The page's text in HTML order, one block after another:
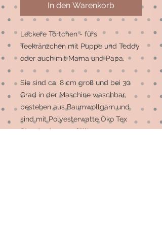
In den Warenkorb
Leckere Törtchen - fürs
Teekränzchen mit Puppe und Teddy
oder auch mit Mama und Papa.
Sie sind ca. 8 cm groß und bei 30
Grad in der Maschine waschbar,
bestehen aus Baumwollgarn und
sind mit Polyesterwatte Öko Tex
Standard 100 gefüllt.